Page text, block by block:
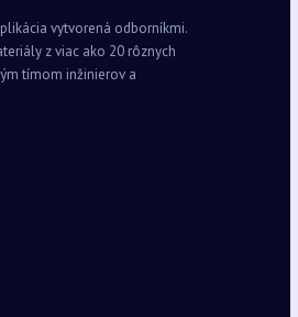
vytvorená odborníkmi.
z viac ako 20 rôznych
tímom inžinierov a